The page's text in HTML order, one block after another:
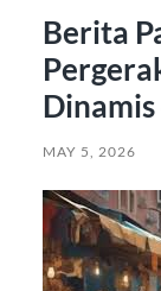
Berita
MAY 5, 2026